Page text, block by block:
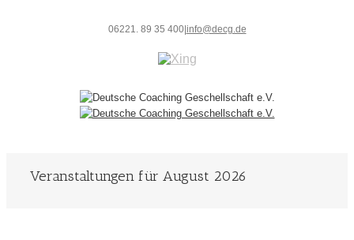
06221. 89 35 400| info@decg.de
Veranstaltungen für August 2026